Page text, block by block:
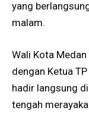
yang
malam.
Wali Kota
dengan Ketua
hadir langsung
tengah